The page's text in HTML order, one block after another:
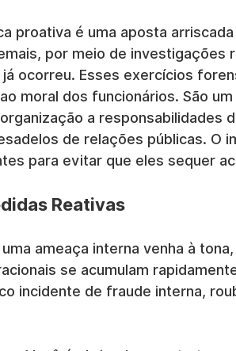
proativa é uma aposta
por meio de investigações
ocorreu. Esses exercícios
moral dos funcionários. São
a responsabilidades
de relações públicas. O
para evitar que eles sequer
Reativas
ameaça interna venha à
se acumulam
incidente de fraude interna,